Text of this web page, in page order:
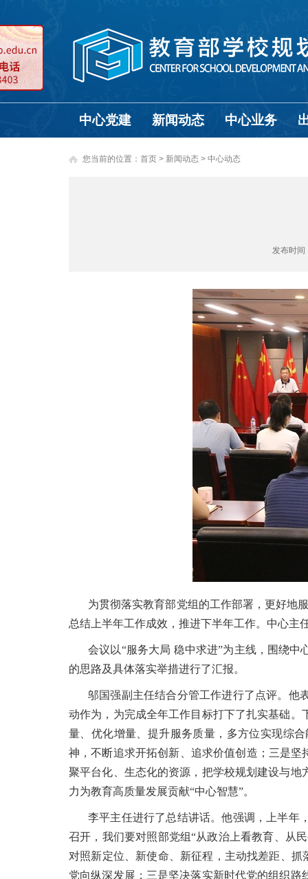
中心党建 新闻动态 中心业务
您当前的位置： 首页 > 新闻动态 > 中心动态
发布时
为贯彻落实教育部党组的工作部署，更好地
总结上半年工作成效，推进下半年工作。中心主
会议以“服务大局 稳中求进”为主线，围绕
的思路及具体落实举措进行了汇报。
邬国强副主任结合分管工作进行了点评。他
动作为，为完成全年工作目标打下了扎实基础
量、优化增量、提升服务质量，多方位实现综
神，不断追求开拓创新、追求价值创造；三是
聚平台化、生态化的资源，把学校规划建设与
力为教育高质量发展贡献“中心智慧”。
李平主任进行了总结讲话。他强调，上半年
召开，我们要对照部党组“从政治上看教育、从
对照新定位、新使命、新征程，主动找差距、
党向纵深发展；三是坚决落实新时代党的组织